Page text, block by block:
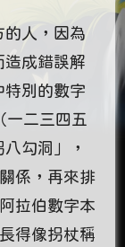
的人，因為
造成錯誤解
特別的數字
二三四五
勾洞」，
係，再來排
拉伯數字本
得像拐杖稱